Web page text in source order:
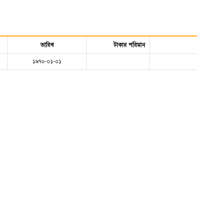
তারিখ টাকার পরিমান
১৯৭০-০১-০১